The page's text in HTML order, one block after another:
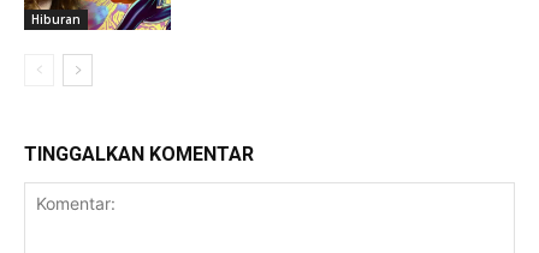
Hiburan
TINGGALKAN KOMENTAR